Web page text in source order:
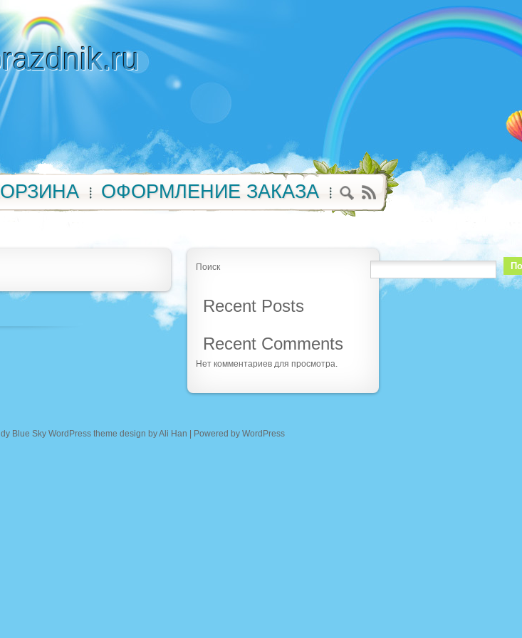
ОФОРМЛЕНИЕ ЗАКАЗА
Поиск
Recent Posts
Recent Comments
Нет комментариев для просмотра.
Blue Sky WordPress theme design byAli Han | Powered by WordPress